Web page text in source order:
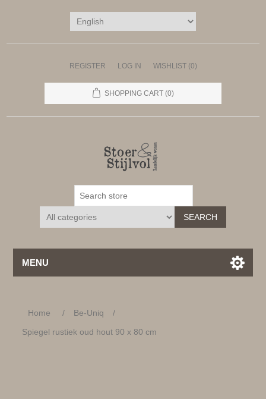
REGISTER LOG IN WISHLIST (0)
SHOPPING CART (0)
SEARCH
MENU
Home / Be-Uniq
/
Spiegel rustiek oud hout 90 x 80 cm